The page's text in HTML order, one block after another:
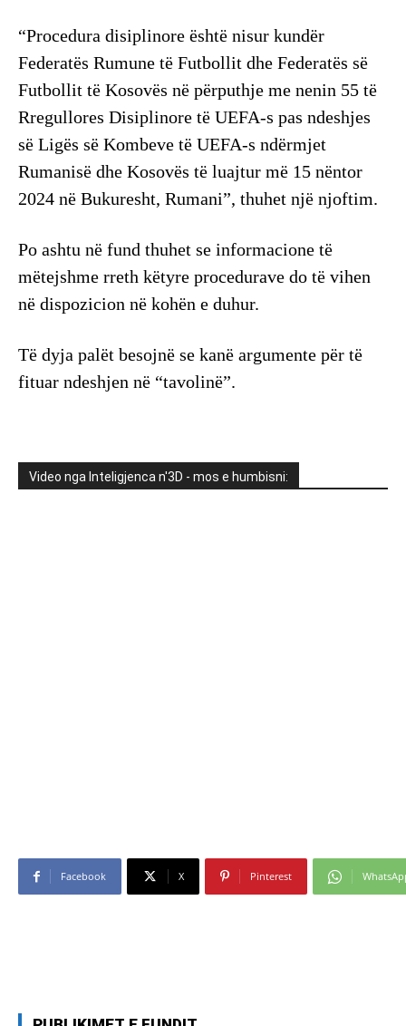
“Procedura disiplinore është nisur kundër
Federatës Rumune të Futbollit dhe Federatës së
Futbollit të Kosovës në përputhje me nenin 55 të
Rregullores Disiplinore të UEFA-s pas ndeshjes
së Ligës së Kombeve të UEFA-s ndërmjet
Rumanisë dhe Kosovës të luajtur më 15 nëntor
2024 në Bukuresht, Rumani”, thuhet një njoftim.
Po ashtu në fund thuhet se informacione të
mëtejshme rreth këtyre procedurave do të vihen
në dispozicion në kohën e duhur.
Të dyja palët besojnë se kanë argumente për të
fituar ndeshjen në “tavolinë”.
Video nga Inteligjenca n'3D - mos e humbisni:
Facebook X Pinterest